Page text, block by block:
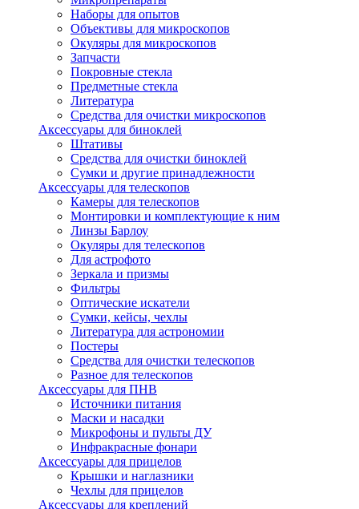
Наборы для опытов
Объективы для микроскопов
Окуляры для микроскопов
Запчасти
Покровные стекла
Предметные стекла
Литература
Средства для очистки микроскопов
Аксессуары для биноклей
Штативы
Средства для очистки биноклей
Сумки и другие принадлежности
Аксессуары для телескопов
Камеры для телескопов
Монтировки и комплектующие к ним
Линзы Барлоу
Окуляры для телескопов
Для астрофото
Зеркала и призмы
Фильтры
Оптические искатели
Сумки, кейсы, чехлы
Литература для астрономии
Постеры
Средства для очистки телескопов
Разное для телескопов
Аксессуары для ПНВ
Источники питания
Маски и насадки
Микрофоны и пульты ДУ
Инфракрасные фонари
Аксессуары для прицелов
Крышки и наглазники
Чехлы для прицелов
Аксессуары для креплений